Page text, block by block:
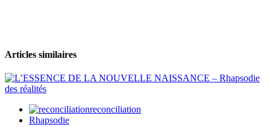
Articles similaires
reconciliation
Rhapsodie